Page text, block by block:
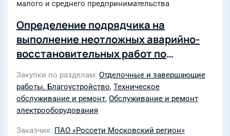
малого и среднего предпринимательства
Определение подрядчика на
выполнение неотложных аварийно-
восстановительных работ по
благоустройства, после выполнения
аварийно-восстановительных работ
по ремонту КЛ для нужд филиала
"ПАО Россети Московский регион -
Закупки по разделам Отделочные и завершающие
работы. Благоустройство, Техническое
обслуживание и ремонт, Обслуживание и ремонт
электрооборудования
Заказчик ПАО «Россети Московский регион»